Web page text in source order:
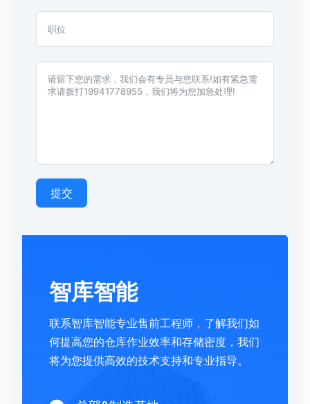
提交
智库智能
联系智库智能专业售前工程师，了解我们如
何提高您的仓库作业效率和存储密度，我们
将为您提供高效的技术支持和专业指导。